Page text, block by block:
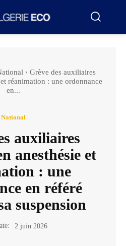
Grève des auxiliaires
réanimation : une ordonnance
en...
National
auxiliaires
anesthésie et
: une
en référé
suspension
2 juin 2026